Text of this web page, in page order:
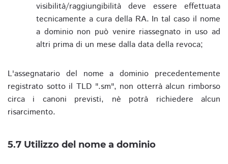
visibilità/raggiungibilità deve essere effettuata
tecnicamente a cura della RA. In tal caso il nome
a dominio non può venire riassegnato in uso ad
altri prima di un mese dalla data della revoca;
L'assegnatario del nome a dominio precedentemente
registrato sotto il TLD ".sm", non otterrà alcun rimborso
circa i canoni previsti, nè potrà richiedere alcun
risarcimento.
5.7 Utilizzo del nome a dominio